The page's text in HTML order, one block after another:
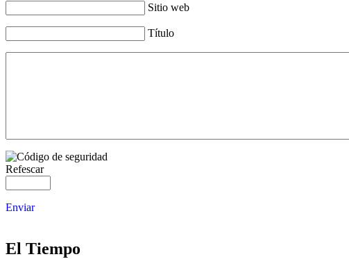
Sitio web
Título
Refescar
Enviar
El Tiempo